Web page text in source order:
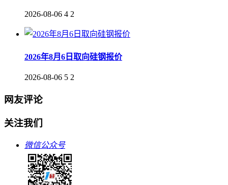
2026-08-06 4 2
2026年8月6日取向硅钢报价
2026-08-06 5 2
网友评论
关注我们
微信公众号